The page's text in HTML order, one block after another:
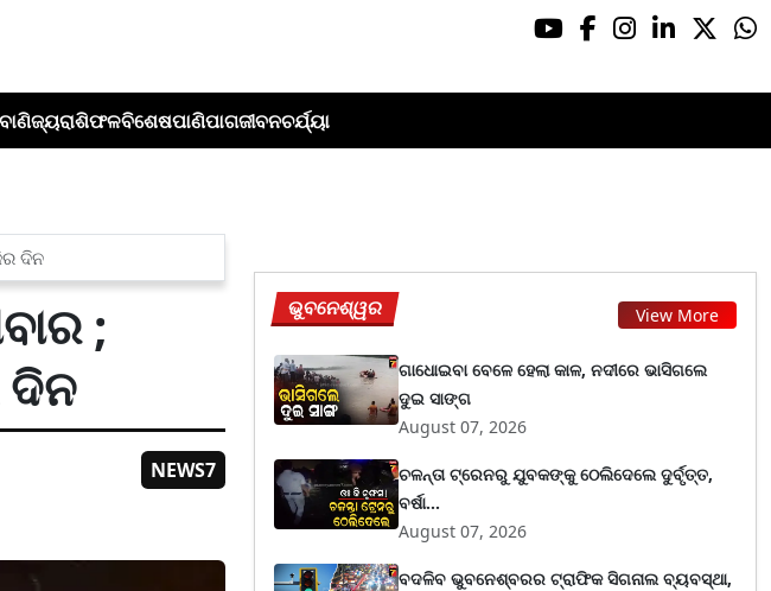
ରାଶିଫଳବିଶେଷପାଣିପାଗଜୀବନଚର୍ଯ୍ୟା
ଦିନ
;
ଦିନ
NEWS7
ଭୁବନେଶ୍ୱର View More
ଗାଧୋଇବା ବେଳେ ହେଲା କାଳ, ନଦୀରେ ଭାସିଗଲେ
ଦୁଇ ସାଙ୍ଗ
August 07, 2026
ଚଳନ୍ତା ଟ୍ରେନରୁ ଯୁବକଙ୍କୁ ଠେଲିଦେଲେ ଦୁର୍ବୃତ୍ତ,
ବର୍ଷା...
August 07, 2026
ବଦଳିବ ଭୁବନେଶ୍ବରର ଟ୍ରାଫିକ ସିଗନାଲ ବ୍ୟବସ୍ଥା,